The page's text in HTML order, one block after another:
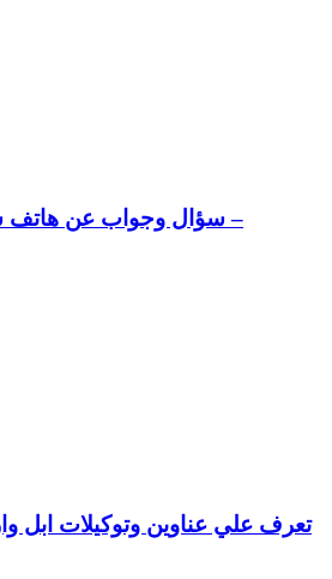
تعرف علي عناوين وتوكيلات ابل